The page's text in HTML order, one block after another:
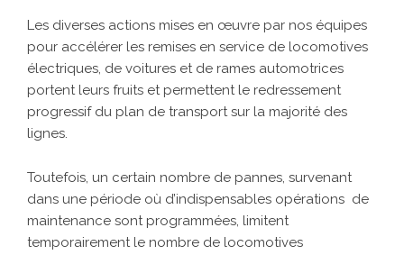
Les diverses actions mises en œuvre par nos équipes
pour accélérer les remises en service de locomotives
électriques, de voitures et de rames automotrices
portent leurs fruits et permettent le redressement
progressif du plan de transport sur la majorité des
lignes.
Toutefois, un certain nombre de pannes, survenant
dans une période où d’indispensables opérations de
maintenance sont programmées, limitent
temporairement le nombre de locomotives